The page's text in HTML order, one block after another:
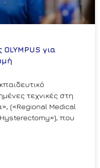
για
τεχνικές στη
(«Regional Medical
που